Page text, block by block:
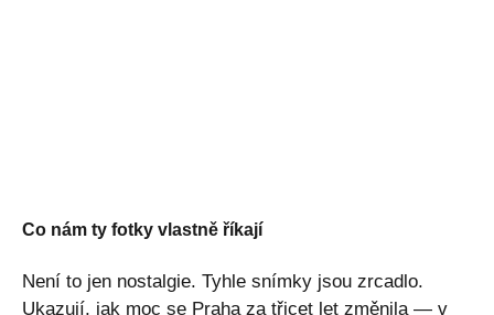
Co nám ty fotky vlastně říkají
Není to jen nostalgie. Tyhle snímky jsou zrcadlo.
Ukazují, jak moc se Praha za třicet let změnila — v